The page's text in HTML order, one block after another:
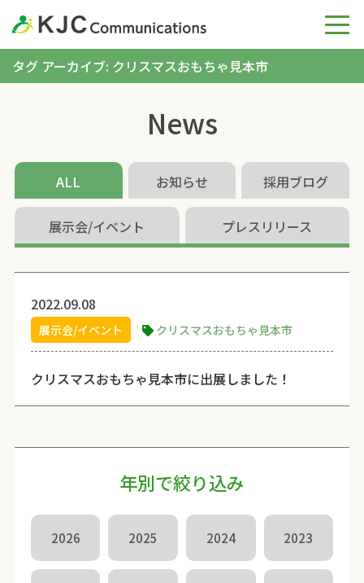
タグ アーカイブ: クリスマスおもちゃ見本市
News
ALL お知らせ 採用ブログ
展示会/イベント プレスリリース
2022.09.08
展示会/イベント クリスマスおもちゃ見本市
クリスマスおもちゃ見本市に出展しました！
年別で絞り込み
2026 2025 2024 2023